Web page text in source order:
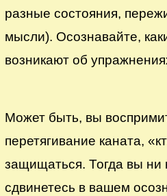
разные состояния,
мысли). Осознавайте,
возникают об
Может быть, вы
перетягивание каната,
защищаться. Тогда вы ни
сдвинетесь в вашем